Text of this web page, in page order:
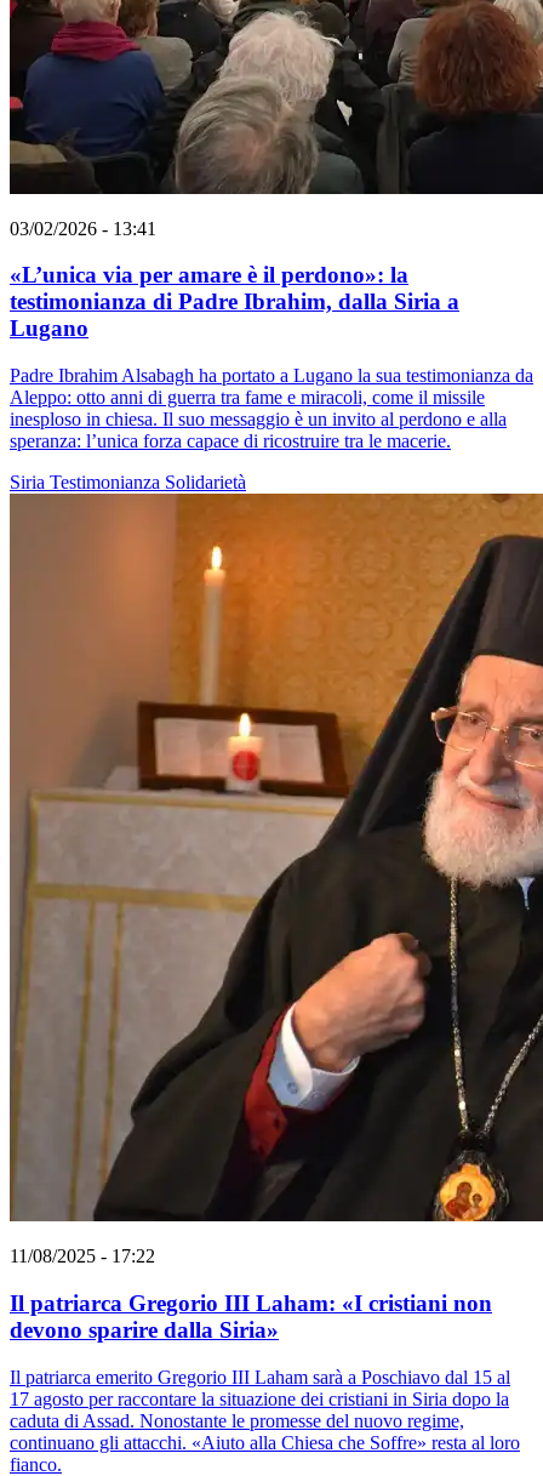
03/02/2026 - 13:41
«L’unica via per amare è il perdono»: la
testimonianza di Padre Ibrahim, dalla Siria a
Lugano
Padre Ibrahim Alsabagh ha portato a Lugano la sua testimonianza da
Aleppo: otto anni di guerra tra fame e miracoli, come il missile
inesploso in chiesa. Il suo messaggio è un invito al perdono e alla
speranza: l’unica forza capace di ricostruire tra le macerie.
Siria Testimonianza Solidarietà
11/08/2025 - 17:22
Il patriarca Gregorio III Laham: «I cristiani non
devono sparire dalla Siria»
Il patriarca emerito Gregorio III Laham sarà a Poschiavo dal 15 al
17 agosto per raccontare la situazione dei cristiani in Siria dopo la
caduta di Assad. Nonostante le promesse del nuovo regime,
continuano gli attacchi. «Aiuto alla Chiesa che Soffre» resta al loro
fianco.